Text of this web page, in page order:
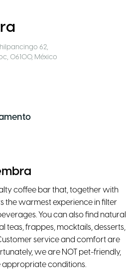
62,
06100, México
coffee bar that, together with
the warmest experience in filter
You can also find natural
teas, frappes, mocktails, desserts,
service and comfort are
we are NOT pet-friendly,
appropriate conditions.